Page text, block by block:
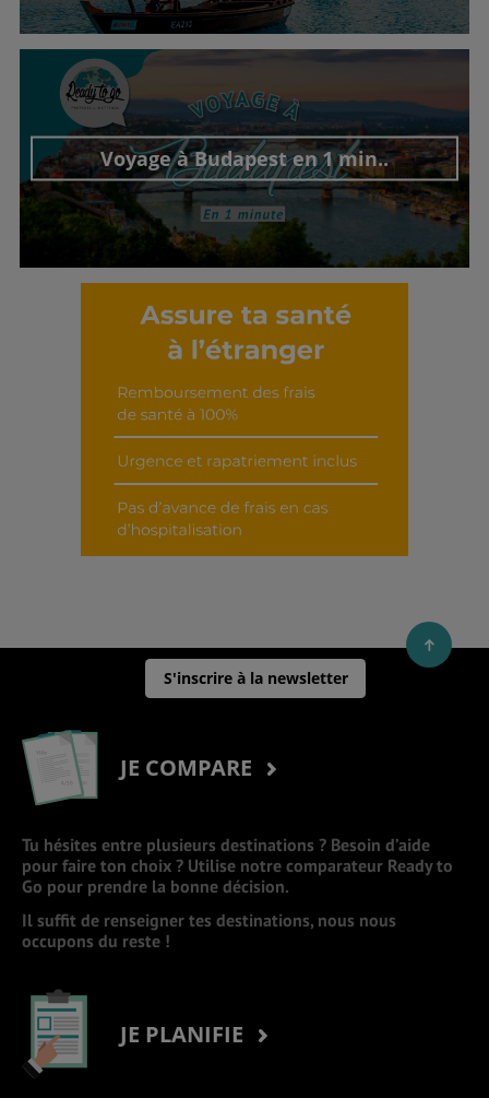
Découvrir cet interview
Voyage à Budapest en 1 min..
Découvrir cet interview
S'inscrire à la newsletter
JE COMPARE
Tu hésites entre plusieurs destinations ? Besoin d’aide
pour faire ton choix ? Utilise notre comparateur Ready to
Go pour prendre la bonne décision.
Il suffit de renseigner tes destinations, nous nous
occupons du reste !
JE PLANIFIE